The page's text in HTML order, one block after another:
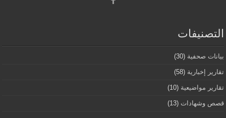
التصنيفات
بيانات صحفية (30)
تقارير إخبارية (58)
تقارير مواضيعية (10)
قصص وشهادات (13)